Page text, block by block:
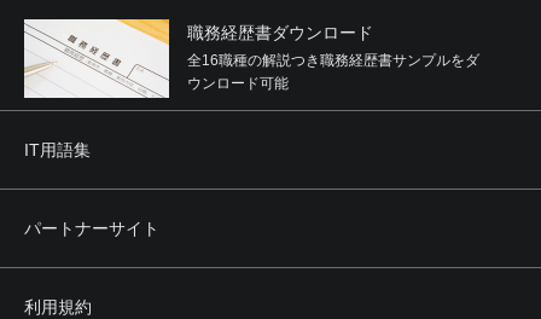
職務経歴書ダウンロード
全16職種の解説つき職務経歴書サンプルをダ
ウンロード可能
IT用語集
パートナーサイト
利用規約